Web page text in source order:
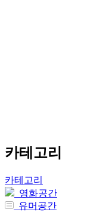
카테고리
카테고리
영화공간
유머공간